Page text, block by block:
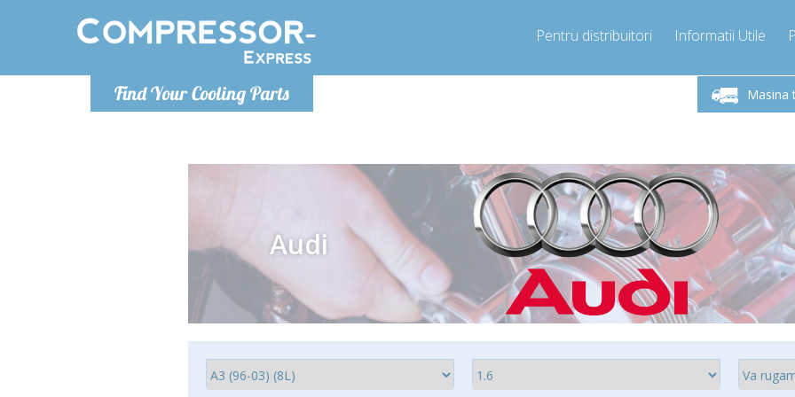
Find Your Cooling Parts
Pentru distribuitori Informatii Utile
Masina
Luni-Vineri 9.00 -17.00
Sunati Acum!
Luni-
Audi